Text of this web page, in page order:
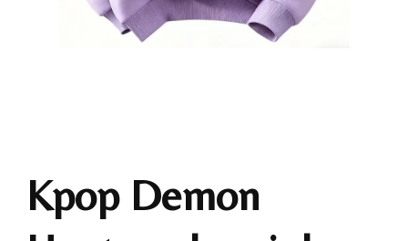
Kpop Demon